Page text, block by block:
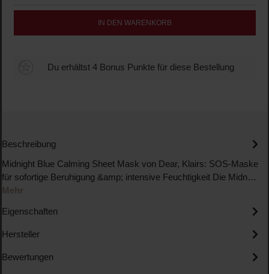
IN DEN WARENKORB
Du erhältst 4 Bonus Punkte für diese Bestellung
Beschreibung
Midnight Blue Calming Sheet Mask von Dear, Klairs: SOS-Maske
für sofortige Beruhigung &amp; intensive Feuchtigkeit Die Midn…
Mehr
Eigenschaften
Hersteller
Bewertungen